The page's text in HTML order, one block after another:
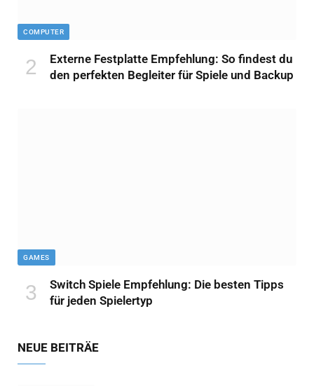
COMPUTER
Externe Festplatte Empfehlung: So findest du
den perfekten Begleiter für Spiele und Backup
GAMES
Switch Spiele Empfehlung: Die besten Tipps
für jeden Spielertyp
NEUE BEITRÄE